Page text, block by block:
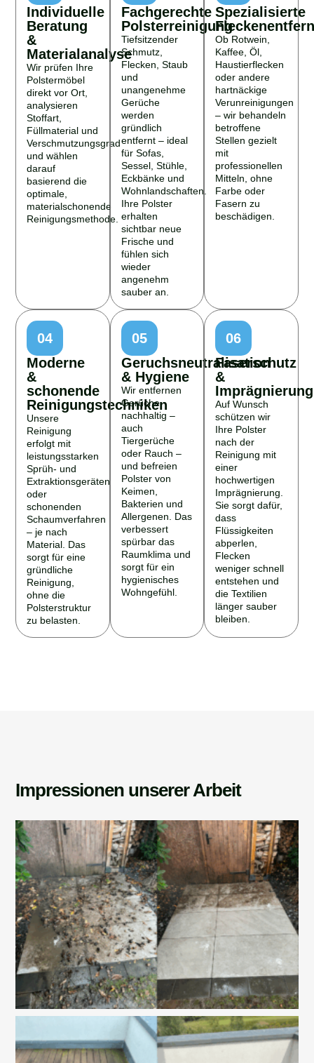
Individuelle
Beratung
&
Materialanalyse
Wir prüfen Ihre
Polstermöbel
direkt vor Ort,
analysieren
Stoffart,
Füllmaterial und
Verschmutzungsgrad
und wählen
darauf
basierend die
optimale,
materialschonende
Reinigungsmethode.
Fachgerechte
Polsterreinigung
Tiefsitzender
Schmutz,
Flecken, Staub
und
unangenehme
Gerüche
werden
gründlich
entfernt – ideal
für Sofas,
Sessel, Stühle,
Eckbänke und
Wohnlandschaften.
Ihre Polster
erhalten
sichtbar neue
Frische und
fühlen sich
wieder
angenehm
sauber an.
Spezialisierte
Ob Rotwein,
Kaffee, Öl,
Haustierflecken
oder andere
hartnäckige
Verunreinigungen
– wir behandeln
betroffene
Stellen gezielt
mit
professionellen
Mitteln, ohne
Farbe oder
Fasern zu
beschädigen.
04
Moderne
&
schonende
Reinigungstechniken
Unsere
Reinigung
erfolgt mit
leistungsstarken
Sprüh- und
Extraktionsgeräten
oder
schonenden
Schaumverfahren
– je nach
Material. Das
sorgt für eine
gründliche
Reinigung,
ohne die
Polsterstruktur
zu belasten.
05
Geruchsneutralisation
& Hygiene
Wir entfernen
Gerüche
nachhaltig –
auch
Tiergerüche
oder Rauch –
und befreien
Polster von
Keimen,
Bakterien und
Allergenen. Das
verbessert
spürbar das
Raumklima und
sorgt für ein
hygienisches
Wohngefühl.
06
Faserschutz
&
Imprägnierung
Auf Wunsch
schützen wir
Ihre Polster
nach der
Reinigung mit
einer
hochwertigen
Imprägnierung.
Sie sorgt dafür,
dass
Flüssigkeiten
abperlen,
Flecken
weniger schnell
entstehen und
die Textilien
länger sauber
bleiben.
Impressionen unserer Arbeit